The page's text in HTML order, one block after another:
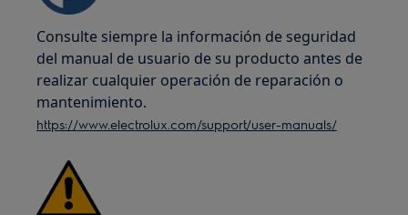
Consulte siempre la información de seguridad
del manual de usuario de su producto antes de
realizar cualquier operación de reparación o
mantenimiento.
https://www.electrolux.com/support/user-manuals/